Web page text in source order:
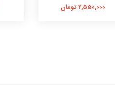
2,550,000 تومان